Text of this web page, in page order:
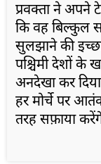
प्रवक्ता ने अपने
कि वह बिल्कुल
सुलझाने की
पश्चिमी देशों के
अनदेखा कर
हर मोर्चे पर
तरह सफ़ाया